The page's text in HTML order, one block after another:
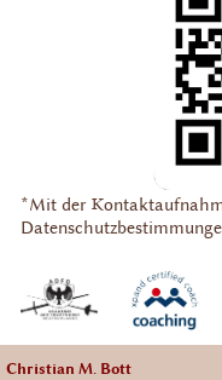
*Mit der
Christian M. Bott